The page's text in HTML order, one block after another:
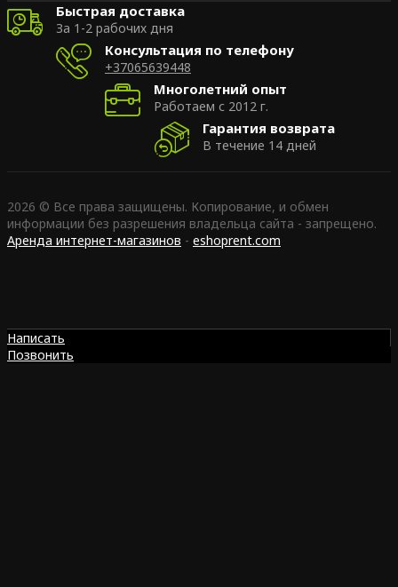
Быстрая доставка
За 1-2 рабочих дня
Консультация по телефону
+37065639448
Многолетний опыт
Работаем с 2012 г.
Гарантия возврата
В течение 14 дней
2026 © Все права защищены. Копирование, и обмен
информации без разрешения владельца сайта - запрещено.
Аренда интернет-магазинов - eshoprent.com
Написать
Позвонить